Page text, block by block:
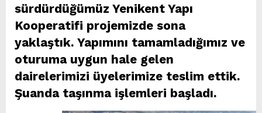
sürdürdüğümüz Yenikent Yapı
Kooperatifi projemizde sona
yaklaştık. Yapımını tamamladığımız ve
oturuma uygun hale gelen
dairelerimizi üyelerimize teslim ettik.
Şuanda taşınma işlemleri başladı.